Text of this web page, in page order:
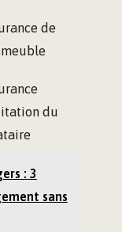
de
du
: 3
sans